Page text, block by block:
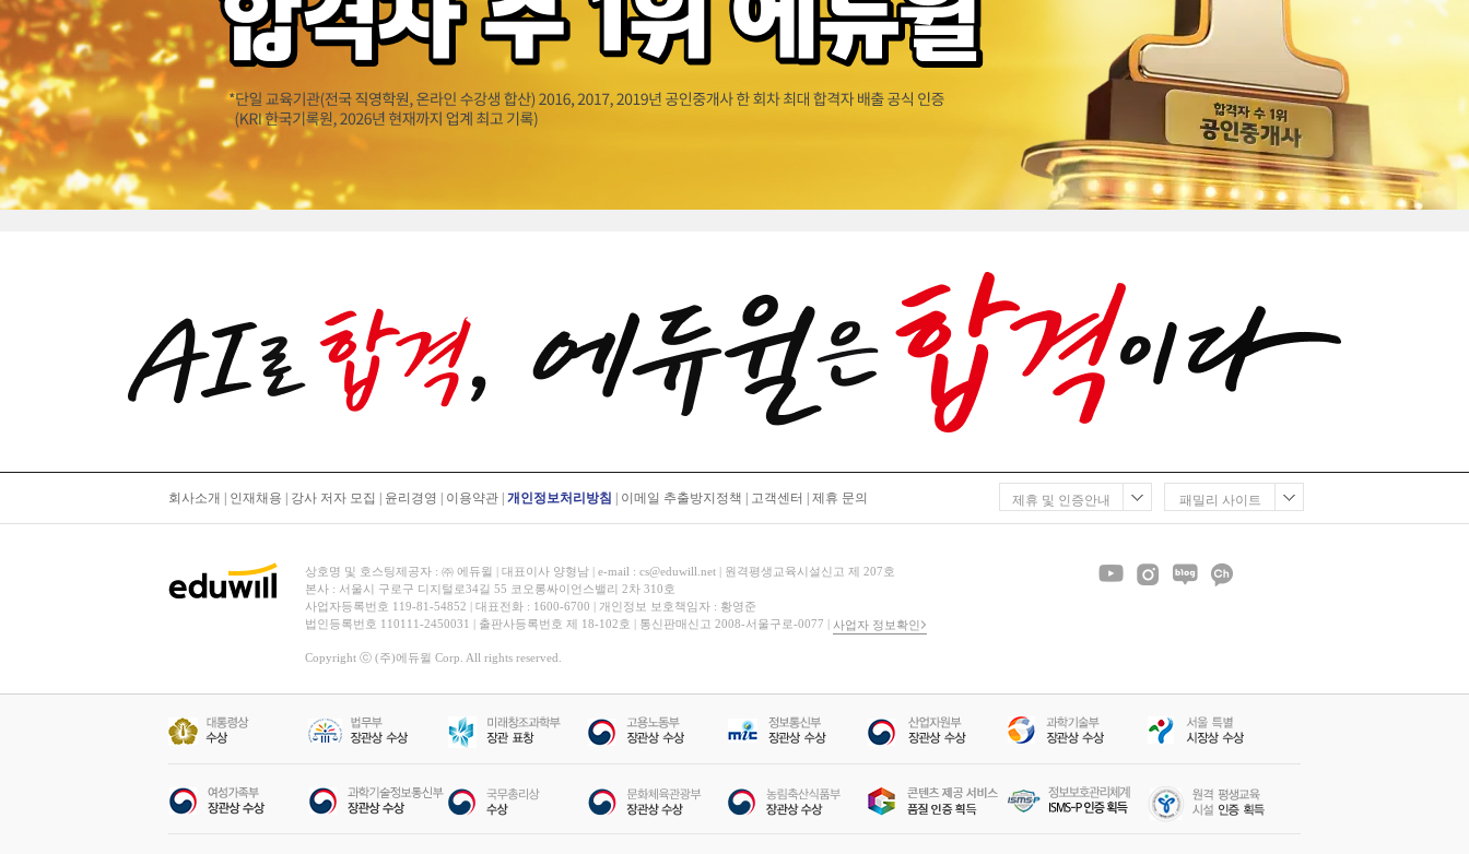
회사소개 인재채용 강사 저자 모집 윤리경영 이용약관 개인정보처리방침 이메일 추출방지정책 고객센터 제휴 문의
상호명 및 호스팅제공자 : ㈜ 에듀윌 | 대표이사 양형남 | e-mail : cs@eduwill.net | 원격평생교육시설신고 제 207호
본사 : 서울시 구로구 디지털로34길 55 코오롱싸이언스밸리 2차 310호
사업자등록번호 119-81-54852 | 대표전화 : 1600-6700 | 개인정보 보호책임자 : 황영준
법인등록번호 110111-2450031 | 출판사등록번호 제 18-102호 | 통신판매신고 2008-서울구로-0077 | 사업자 정보확인
Copyright ⓒ (주)에듀윌 Corp. All rights reserved.
패밀리 사이트
제휴 및 인증안내